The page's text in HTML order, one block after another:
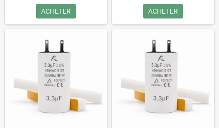
ACHETER ACHETER